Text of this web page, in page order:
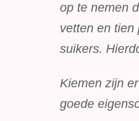
op te nemen
vetten en tien
suikers.
Kiemen zijn
goede